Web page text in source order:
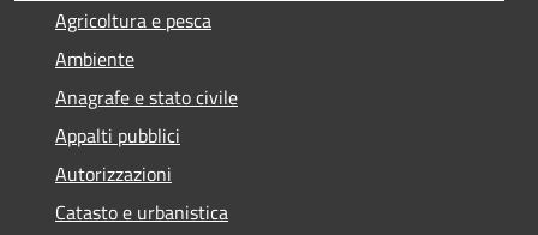
Agricoltura e pesca
Ambiente
Anagrafe e stato civile
Appalti pubblici
Autorizzazioni
Catasto e urbanistica